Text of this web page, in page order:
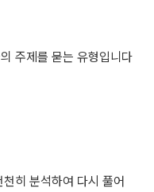
주제를 묻는 유형입니다
히 분석하여 다시 풀어